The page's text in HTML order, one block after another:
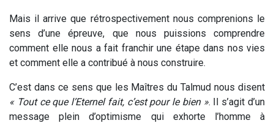
Mais il arrive que rétrospectivement nous comprenions le
sens d’une épreuve, que nous puissions comprendre
comment elle nous a fait franchir une étape dans nos vies
et comment elle a contribué à nous construire.
C’est dans ce sens que les Maîtres du Talmud nous disent
« Tout ce que l’Eternel fait, c’est pour le bien ». Il s’agit d’un
message plein d’optimisme qui exhorte l’homme à